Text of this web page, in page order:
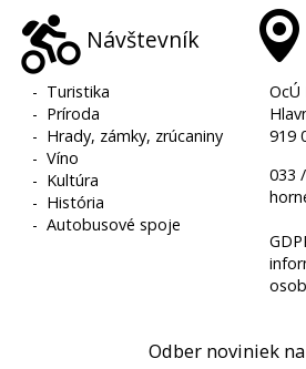
Návštevník
- Turistika
- Príroda
- Hrady, zámky, zrúcaniny
-Víno
- Kultúra
- História
-Autobusové spoje
OcÚ
919
033
Odber noviniek